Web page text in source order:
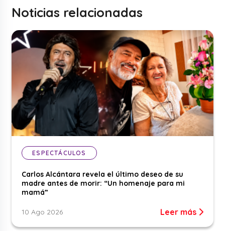
Noticias relacionadas
ESPECTÁCULOS
Carlos Alcántara revela el último deseo de su
madre antes de morir: “Un homenaje para mi
mamá”
10 Ago 2026 Leer más